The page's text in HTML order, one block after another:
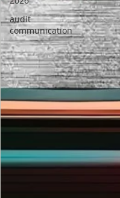
audit
communication